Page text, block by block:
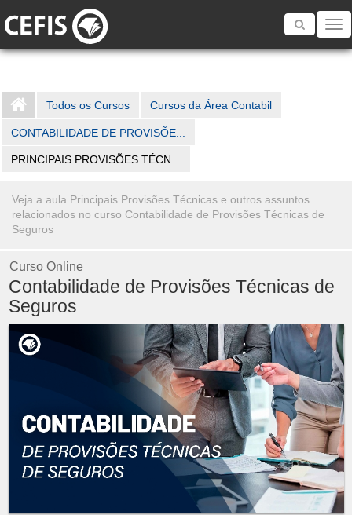
Toggle
Todos os Cursos Cursos da Área Contabil
CONTABILIDADE DE PROVISÕE...
PRINCIPAIS PROVISÕES TÉCN...
Veja a aula Principais Provisões Técnicas e outros assuntos
relacionados no curso Contabilidade de Provisões Técnicas de
Seguros
Curso Online
Contabilidade de Provisões Técnicas de
Seguros